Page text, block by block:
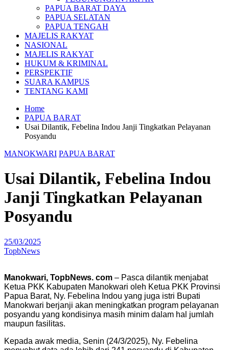
PAPUA BARAT DAYA
PAPUA SELATAN
PAPUA TENGAH
MAJELIS RAKYAT
NASIONAL
MAJELIS RAKYAT
HUKUM & KRIMINAL
PERSPEKTIF
SUARA KAMPUS
TENTANG KAMI
Home
PAPUA BARAT
Usai Dilantik, Febelina Indou Janji Tingkatkan Pelayanan
Posyandu
MANOKWARI PAPUA BARAT
Usai Dilantik, Febelina Indou
Janji Tingkatkan Pelayanan
Posyandu
25/03/2025
TopbNews
Manokwari, TopbNews. com – Pasca dilantik menjabat
Ketua PKK Kabupaten Manokwari oleh Ketua PKK Provinsi
Papua Barat, Ny. Febelina Indou yang juga istri Bupati
Manokwari berjanji akan meningkatkan program pelayanan
posyandu yang kondisinya masih minim dalam hal jumlah
maupun fasilitas.
Kepada awak media, Senin (24/3/2025), Ny. Febelina